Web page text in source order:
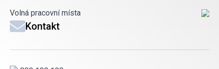
Volná pracovní místa
Kontakt